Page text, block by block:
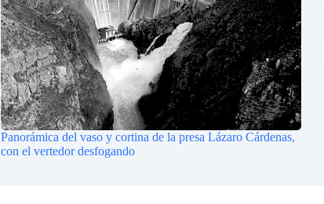
Panorámica del vaso y cortina de la presa Lázaro Cárdenas,
con el vertedor desfogando